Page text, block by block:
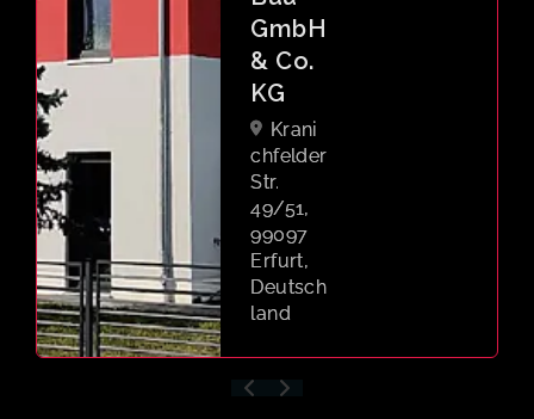
Erfurt,
Deutsch